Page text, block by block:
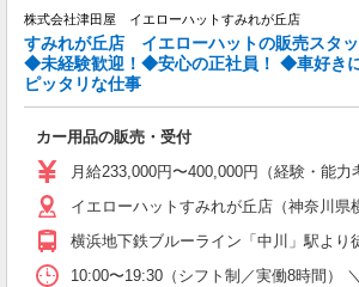
株式会社津田屋 イエローハットすみれが丘店
すみれが丘店 イエローハットの販売スタ
◆未経験歓迎！◆安心の正社員！ ◆車好き
ピッタリな仕事
カー用品の販売・受付
月給233,000円〜400,000円（経験・能
イエローハットすみれが丘店（神奈川
横浜地下鉄ブルーライン「中川」駅より
10:00〜19:30（シフト制／実働8時間）